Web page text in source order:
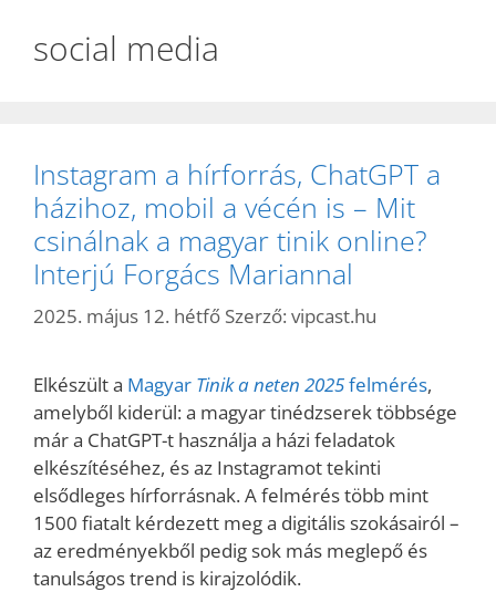
social media
Instagram a hírforrás, ChatGPT a
házihoz, mobil a vécén is – Mit
csinálnak a magyar tinik online?
Interjú Forgács Mariannal
2025. május 12. hétfő Szerző: vipcast.hu
Elkészült a Magyar Tinik a neten 2025felmérés,
amelyből kiderül: a magyar tinédzserek többsége
már a ChatGPT-t használja a házi feladatok
elkészítéséhez, és az Instagramot tekinti
elsődleges hírforrásnak. A felmérés több mint
1500 fiatalt kérdezett meg a digitális szokásairól –
az eredményekből pedig sok más meglepő és
tanulságos trend is kirajzolódik.